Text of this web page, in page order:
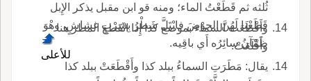
ثُلثه ثم قَطَعْتُ الماء؛ ومنه قو ابن مقبل يذكر الإِبل
قَطَعْنا لَهُنَّ الحوْضَ فابْتَلَّ شَطْرُ بِشِرْبٍ غشاشٍ، وهْوَ
ظَمْآنُ سائِرُه أَي باقِيه.
وأَقْطَعَت السماء بموضع كذا إِذا انْقَطعَ المطر هنا
وأَقْلَعَتْ.
يقال: مَطَرَتِ السماءُ ببلد كذا وأَقْطَعَتْ ببلد كذا
للأعلى